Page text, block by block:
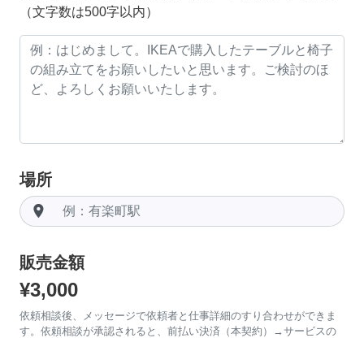
（文字数は500字以内）
場所
room
販売金額
¥3,000
依頼相談後、メッセージで依頼者と仕事詳細のすり合わせができま
す。依頼相談が承認されると、前払い決済（本契約）→サービスの